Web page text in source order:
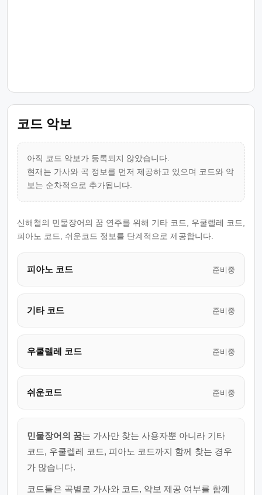
코드 악보
아직 코드 악보가 등록되지 않았습니다.
현재는 가사와 곡 정보를 먼저 제공하고 있으며 코드와 악
보는 순차적으로 추가됩니다.
신해철의 민물장어의 꿈 연주를 위해 기타 코드, 우쿨렐레 코드,
피아노 코드, 쉬운코드 정보를 단계적으로 제공합니다.
피아노 코드 준비중
기타 코드 준비중
우쿨렐레 코드 준비중
쉬운코드 준비중
민물장어의 꿈는 가사만 찾는 사용자뿐 아니라 기타
코드, 우쿨렐레 코드, 피아노 코드까지 함께 찾는 경우
가 많습니다.
코드툴은 곡별로 가사와 코드, 악보 제공 여부를 함께